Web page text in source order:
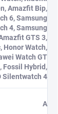
Amazfit Bip,
6, Samsung
4, Samsung
GTS 3,
Honor Watch,
Watch GT
Fossil Hybrid,
Silentwatch 4
A